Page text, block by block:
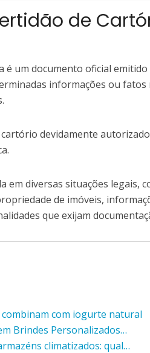
de
é um documento oficial
informações ou fatos
devidamente
em diversas situações legais,
de imóveis,
que exijam
combinam com iogurte natural
Brindes Personalizados…
climatizados: qual…